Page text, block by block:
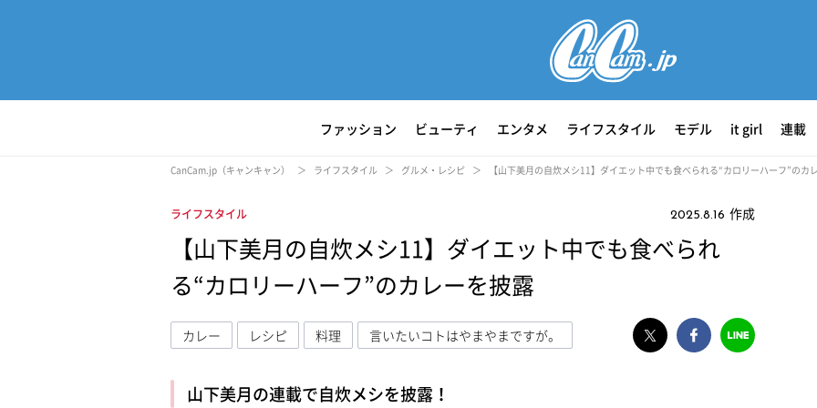
ファッション ビューティ エンタメ ライフスタイル モデル it girl 連載
CanCam.jp（キャンキャン） ライフスタイル グルメ・レシピ 【山下美月の自炊メシ11】ダイエット中でも食べられる“カロリーハーフ”のカ
ライフスタイル 2025.8.16 作成
【山下美月の自炊メシ11】ダイエット中でも食べられ
る“カロリーハーフ”のカレーを披露
カレー レシピ 料理 言いたいコトはやまやまですが。
U
/
L
o
山下美月の連載で自炊メシを披露！